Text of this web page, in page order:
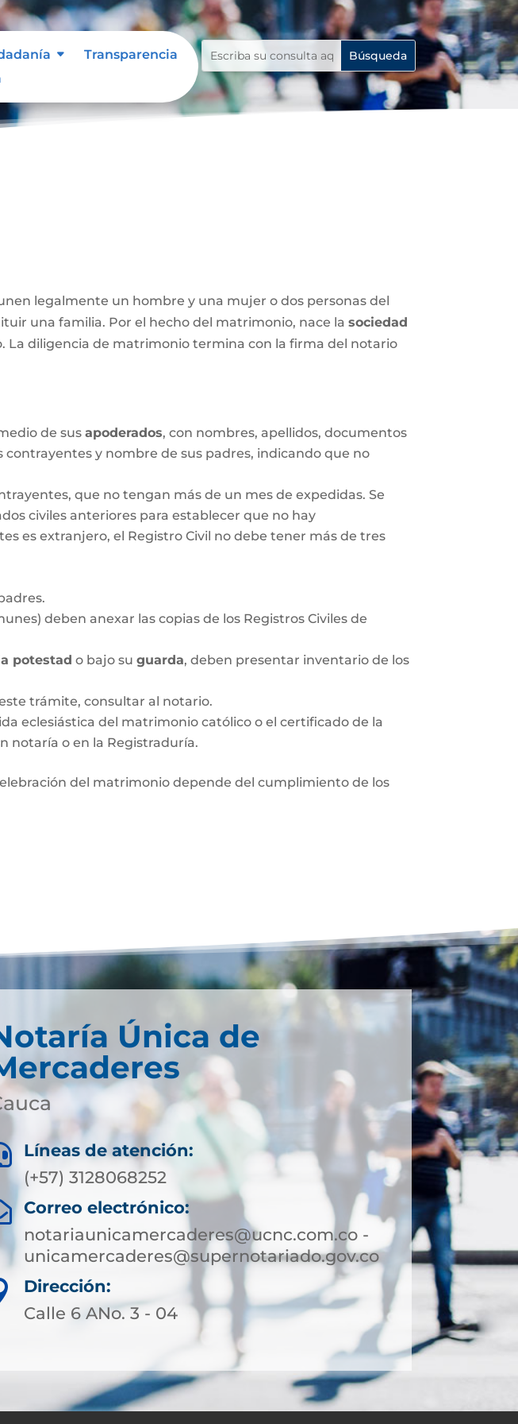
Transparencia
legalmente un hombre y una mujer o dos personas del
una familia. Por el hecho del matrimonio, nace lasociedad
diligencia de matrimonio termina con la firma del notario
de susapoderados, con nombres, apellidos, documentos
y nombre de sus padres, indicando que no
que no tengan más de un mes de expedidas. Se
civiles anteriores para establecer que no hay
es extranjero, el Registro Civil no debe tener más de tres
deben anexar las copias de los Registros Civiles de
potestad o bajo suguarda, deben presentar inventario de los
trámite, consultar al notario.
eclesiástica del matrimonio católico o el certificado de la
notaría o en la Registraduría.
del matrimonio depende del cumplimiento de los
Única de
Líneas de atención:
(+57) 3128068252
Correo electrónico:
notariaunicamercaderes@ucnc.com.co -
unicamercaderes@supernotariado.gov.co
Dirección:
Calle 6 ANo. 3 - 04